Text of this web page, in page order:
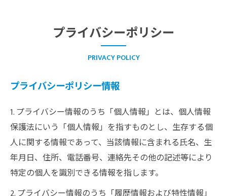
プライバシーポリシー
PRIVACY POLICY
プライバシーポリシー情報
1. プライバシー情報のうち「個人情報」とは、個人情報
保護法にいう「個人情報」を指すものとし、生存する個
人に関する情報であって、当該情報に含まれる氏名、生
年月日、住所、電話番号、連絡先その他の記述等により
特定の個人を識別できる情報を指します。